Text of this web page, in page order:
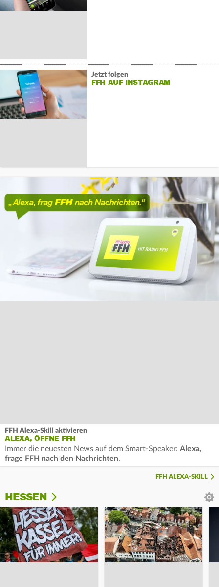
Jetzt folgen
FFH AUF INSTAGRAM
FFH Alexa-Skill aktivieren
ALEXA, ÖFFNE FFH
Immer die neuesten News auf dem Smart-Speaker: Alexa,
frage FFH nach den Nachrichten.
FFH ALEXA-SKILL
HESSEN